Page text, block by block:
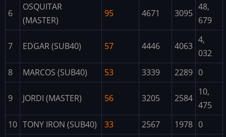
6
OSQUITAR
(MASTER)
95 4671 3095
48,
679
7 EDGAR (SUB40) 57 4446 4063
4,
032
8
MARCOS (SUB40) 53 3339 2289 0
9 JORDI (MASTER) 56 3205 2584
10,
475
10 TONY IRON (SUB40) 33 2567 1978 0